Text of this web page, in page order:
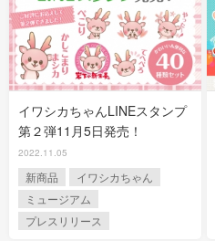
イワシカちゃんLINEスタンプ
第２弾11月5日発売！
2022.11.05
新商品
イワシカちゃん
ミュージアム
プレスリリース